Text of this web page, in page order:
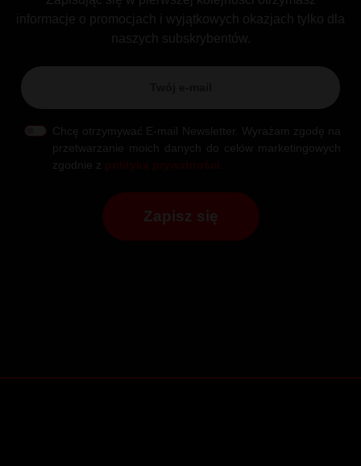
informacje o promocjach i wyjątkowych okazjach tylko dla
naszych subskrybentów.
Chcę otrzymywać E-mail Newsletter. Wyrażam zgodę na
przetwarzanie moich danych do celów marketingowych
zgodnie z polityką prywatności
Zapisz się